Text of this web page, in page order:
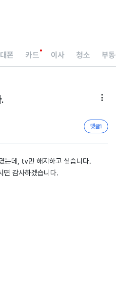
폰 카드 이사 청소 부

댓글1
는데, tv만 해지하고 싶습니다.
면 감사하겠습니다.